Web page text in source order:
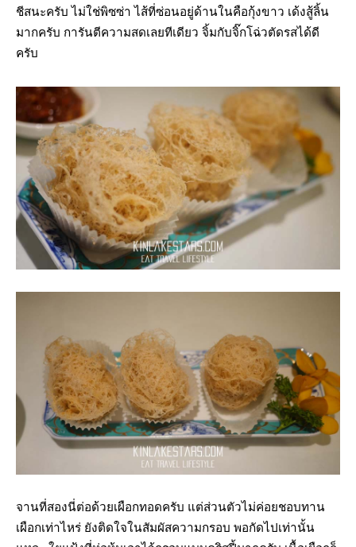
ชีสนะครับ ไม่ใช่พิซซ่า ไส้ที่ซ่อนอยู่ด้านในคือกุ้งขาว เด้งสู้ลิ้น
มากครับ การันตีความสดเลยทีเดียว จิ้มกับจิ๊กโฉ่วตัดรสได้ดี
ครับ
จานที่สองนี่ต่อด้วยเผือกทอดครับ แต่ส่วนตัวไม่ค่อยชอบทาน
เผือกเท่าไหร่ ยังติดใจในสัมผัสความกรอบ พอกัดไปเท่านั้น